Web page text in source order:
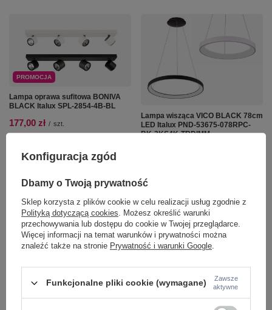
PROMOCJA
Lampa oprawa sufitowa BONIVA
BLACK Italux SPL-2854-4B-BL
177,00 zł / szt.
obniżką:222,00 zł -20%
Cena regularna: 523,00 zł -66%
+ Dodaj do porównania
Ilość produktów
Lampa wisząca VICO BLACK 78cm
LED Italux PND-53675-078RPC-
BK-3KS4K-TRDIMM
Ilość produktów
Konfiguracja zgód
Dbamy o Twoją prywatność
Sklep korzysta z plików cookie w celu realizacji usług zgodnie z
Polityką dotyczącą cookies. Możesz określić warunki
przechowywania lub dostępu do cookie w Twojej przeglądarce.
Więcej informacji na temat warunków i prywatności można
znaleźć także na stronie Prywatność i warunki Google.
Funkcjonalne pliki cookie (wymagane)
Zawsze
aktywne